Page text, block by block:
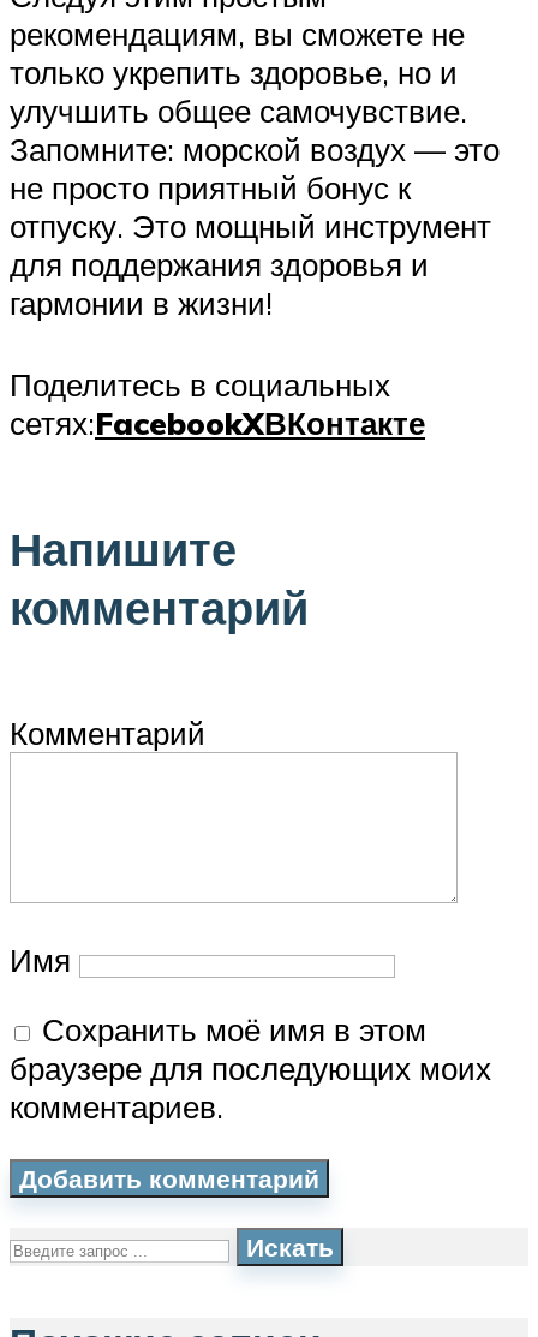
рекомендациям, вы сможете не
только укрепить здоровье, но и
улучшить общее самочувствие.
Запомните: морской воздух — это
не просто приятный бонус к
отпуску. Это мощный инструмент
для поддержания здоровья и
гармонии в жизни!
Поделитесь в социальных
сетях:FacebookXВКонтакте
Напишите
комментарий
Комментарий
Имя
Сохранить моё имя в этом
браузере для последующих моих
комментариев.
Искать